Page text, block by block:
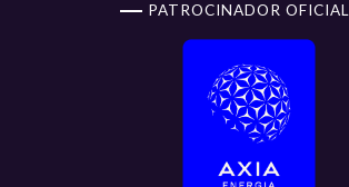
PATROCINADOR OFICIAL